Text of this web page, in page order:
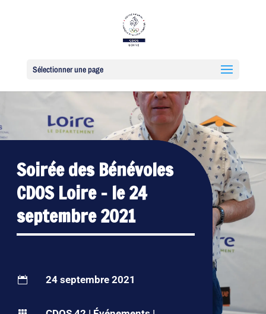
Sélectionner une page
Soirée des Bénévoles
CDOS Loire – le 24
septembre 2021
 24 septembre 2021